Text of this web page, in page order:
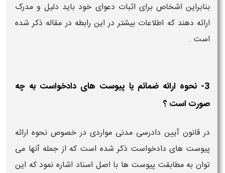
بنابراین اشخاص برای اثبات دعوای خود باید دلیل و مدرک
ارائه دهند که اطلاعات بیشتر در این رابطه در مقاله ذکر شده
است .
3- نحوه ارائه ضمائم یا پیوست های دادخواست به چه
صورت است ؟
در قانون آیین دادرسی مدنی مواردی در خصوص نحوه ارائه
پیوست های دادخواست ذکر شده است که از جمله آنها می
توان به مطابقت پیوست ها با اصل اسناد اشاره نمود که این